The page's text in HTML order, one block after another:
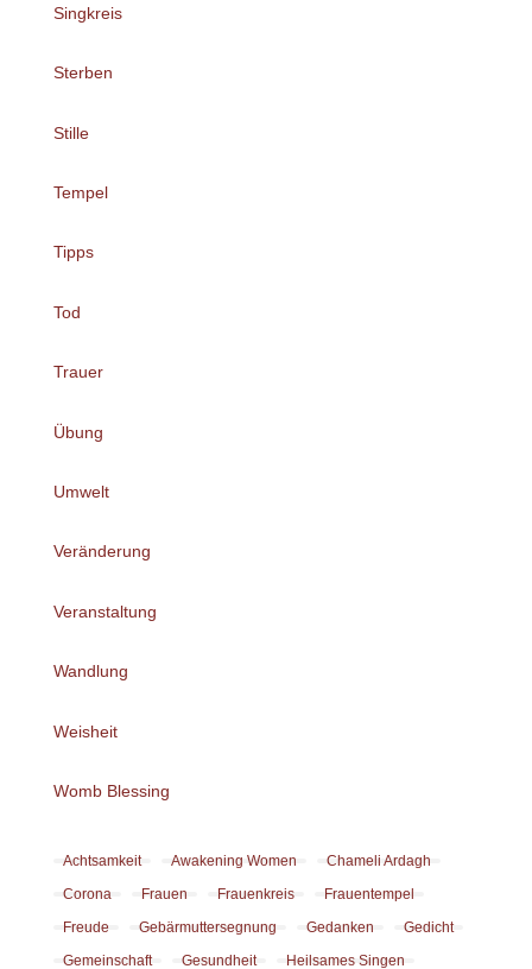
Singkreis
Sterben
Stille
Tempel
Tipps
Tod
Trauer
Übung
Umwelt
Veränderung
Veranstaltung
Wandlung
Weisheit
Womb Blessing
Achtsamkeit Awakening Women
Chameli Ardagh
Corona
Frauen Frauenkreis
Frauentempel
Freude
Gebärmuttersegnung Gedanken
Gedicht
Gemeinschaft
Gesundheit Heilsames Singen